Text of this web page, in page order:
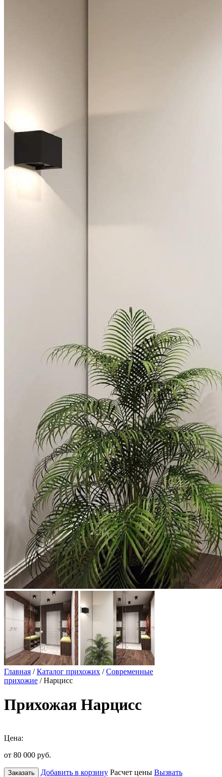
Главная /Каталог прихожих /Современные
прихожие / Нарцисс
Прихожая Нарцисс
Цена:
от 80 000 руб.
Заказать Добавить в корзину Расчет цены Вызвать